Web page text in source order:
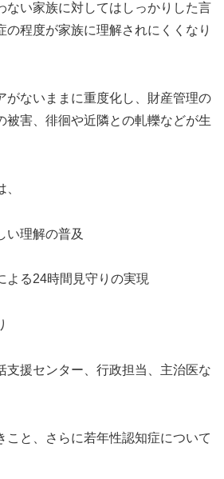
ない家族に対してはしっかりした言
の程度が家族に理解されにくくなり
がないままに重度化し、財産管理の
被害、徘徊や近隣との軋轢などが生
い理解の普及
よる24時間見守りの実現
支援センター、行政担当、主治医な
こと、さらに若年性認知症について